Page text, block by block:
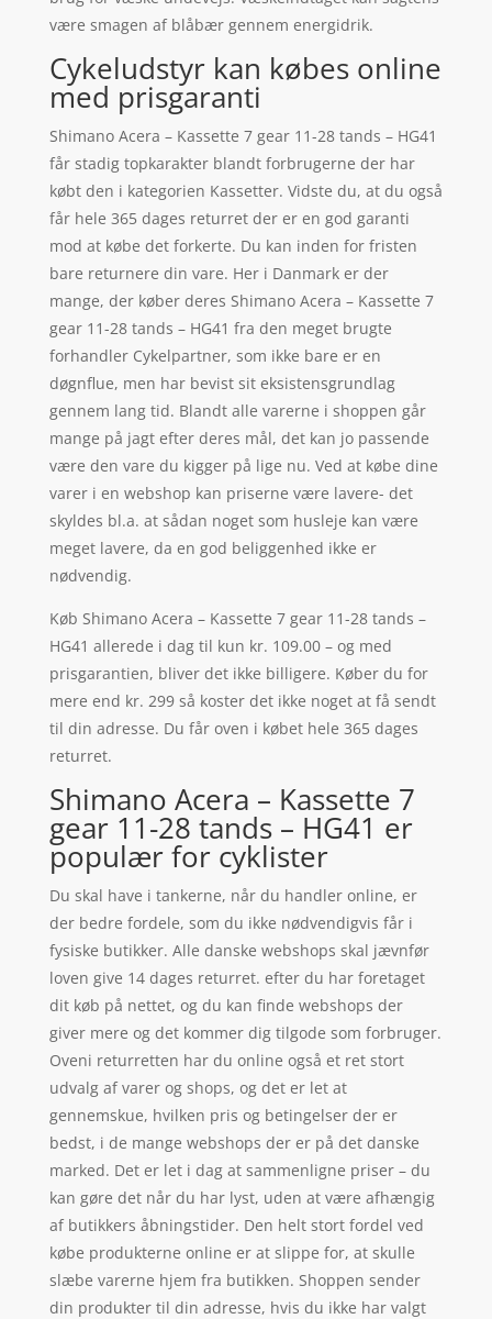
være smagen af blåbær gennem energidrik.
Cykeludstyr kan købes online
med prisgaranti
Shimano Acera – Kassette 7 gear 11-28 tands – HG41
får stadig topkarakter blandt forbrugerne der har
købt den i kategorien Kassetter. Vidste du, at du også
får hele 365 dages returret der er en god garanti
mod at købe det forkerte. Du kan inden for fristen
bare returnere din vare. Her i Danmark er der
mange, der køber deres Shimano Acera – Kassette 7
gear 11-28 tands – HG41 fra den meget brugte
forhandler Cykelpartner, som ikke bare er en
døgnflue, men har bevist sit eksistensgrundlag
gennem lang tid. Blandt alle varerne i shoppen går
mange på jagt efter deres mål, det kan jo passende
være den vare du kigger på lige nu. Ved at købe dine
varer i en webshop kan priserne være lavere- det
skyldes bl.a. at sådan noget som husleje kan være
meget lavere, da en god beliggenhed ikke er
nødvendig.
Køb Shimano Acera – Kassette 7 gear 11-28 tands –
HG41 allerede i dag til kun kr. 109.00 – og med
prisgarantien, bliver det ikke billigere. Køber du for
mere end kr. 299 så koster det ikke noget at få sendt
til din adresse. Du får oven i købet hele 365 dages
returret.
Shimano Acera – Kassette 7
gear 11-28 tands – HG41 er
populær for cyklister
Du skal have i tankerne, når du handler online, er
der bedre fordele, som du ikke nødvendigvis får i
fysiske butikker. Alle danske webshops skal jævnfør
loven give 14 dages returret. efter du har foretaget
dit køb på nettet, og du kan finde webshops der
giver mere og det kommer dig tilgode som forbruger.
Oveni returretten har du online også et ret stort
udvalg af varer og shops, og det er let at
gennemskue, hvilken pris og betingelser der er
bedst, i de mange webshops der er på det danske
marked. Det er let i dag at sammenligne priser – du
kan gøre det når du har lyst, uden at være afhængig
af butikkers åbningstider. Den helt stort fordel ved
købe produkterne online er at slippe for, at skulle
slæbe varerne hjem fra butikken. Shoppen sender
din produkter til din adresse, hvis du ikke har valgt